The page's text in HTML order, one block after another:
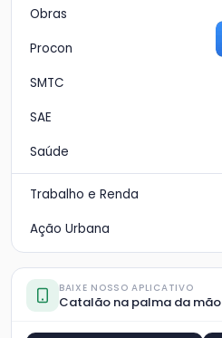
Obras
Procon
SMTC
SAE
Saúde
Trabalho e Renda
Ação Urbana
BAIXE NOSSO APLICATIVO
Catalão na palma da mão